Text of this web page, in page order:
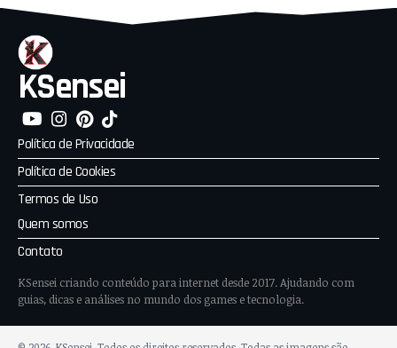
KSensei
Política de Privacidade
Política de Cookies
Termos de Uso
Quem somos
Contato
KSensei criando conteúdo para internet desde 2017. Ajudando com
guias, dicas e análises no mundo dos games e tecnologia.